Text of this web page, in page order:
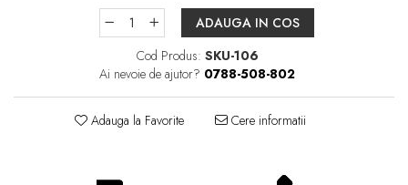
ADAUGA IN COS
Cod Produs: SKU-106
Ai nevoie de ajutor? 0788-508-802
Adauga la Favorite Cere informatii